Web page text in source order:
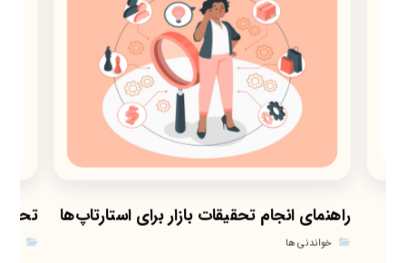
راهنمای انجام تحقیقات بازار برای استارتاپ‌ها
خواندنی ها